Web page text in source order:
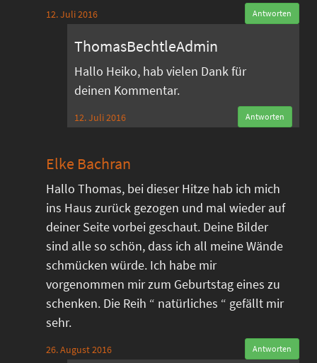
12. Juli 2016 Antworten
ThomasBechtleAdmin
Hallo Heiko, hab vielen Dank für
deinen Kommentar.
12. Juli 2016 Antworten
Elke Bachran
Hallo Thomas, bei dieser Hitze hab ich mich
ins Haus zurück gezogen und mal wieder auf
deiner Seite vorbei geschaut. Deine Bilder
sind alle so schön, dass ich all meine Wände
schmücken würde. Ich habe mir
vorgenommen mir zum Geburtstag eines zu
schenken. Die Reih “ natürliches “ gefällt mir
sehr.
26. August 2016 Antworten